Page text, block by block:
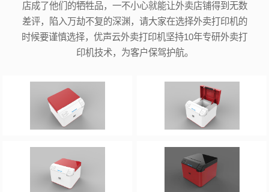
店成了他们的牺牲品，一不小心就能让外卖店铺得到无数
差评，陷入万劫不复的深渊，请大家在选择外卖打印机的
时候要谨慎选择，优声云外卖打印机坚持10年专研外卖打
印机技术，为客户保驾护航。